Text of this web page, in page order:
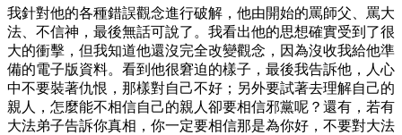
我針對他的各種錯誤觀念進行破解，他由開始的罵師父、罵大
法、不信神，最後無話可說了。我看出他的思想確實受到了很
大的衝擊，但我知道他還沒完全改變觀念，因為沒收我給他準
備的電子版資料。看到他很窘迫的樣子，最後我告訴他，人心
中不要裝著仇恨，那樣對自己不好；另外要試著去理解自己的
親人，怎麼能不相信自己的親人卻要相信邪黨呢？還有，若有
大法弟子告訴你真相，你一定要相信那是為你好，不要對大法